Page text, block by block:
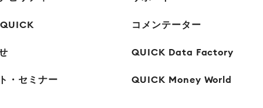
・セミナー
コメンテーター
QUICK Data Factory
QUICK Money World